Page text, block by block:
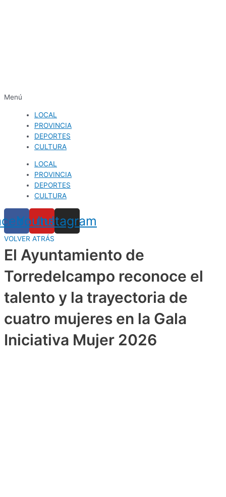
Menú
LOCAL
PROVINCIA
DEPORTES
CULTURA
LOCAL
PROVINCIA
DEPORTES
CULTURA
Youtube
Instagram
VOLVER ATRÁS
El Ayuntamiento de
Torredelcampo reconoce el
talento y la trayectoria de
cuatro mujeres en la Gala
Iniciativa Mujer 2026